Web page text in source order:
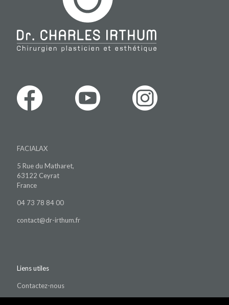
FACIALAX
5 Rue du Matharet,
63122 Ceyrat
France
04 73 78 84 00
contact@dr-irthum.fr
Liens utiles
Contactez-nous